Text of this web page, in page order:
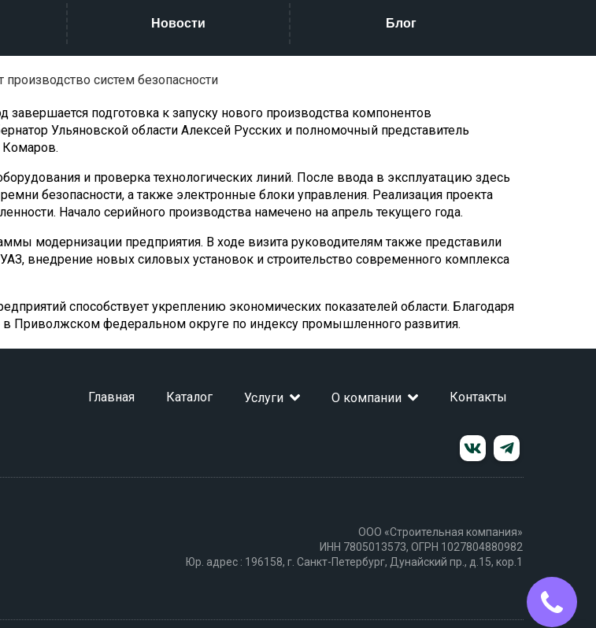
Новости Блог
производство систем безопасности
подготовка к запуску нового производства компонентов
Ульяновской области Алексей Русских и полномочный представитель
и проверка технологических линий. После ввода в эксплуатацию здесь
безопасности, а также электронные блоки управления. Реализация проекта
Начало серийного производства намечено на апрель текущего года.
модернизации предприятия. В ходе визита руководителям также представили
внедрение новых силовых установок и строительство современного комплекса
способствует укреплению экономических показателей области. Благодаря
в Приволжском федеральном округе по индексу промышленного развития.
Главная Каталог Услуги О компании Контакты
ООО «Строительная компания»
ИНН 7805013573, ОГРН 1027804880982
Юр. адрес : 196158, г. Санкт-Петербург, Дунайский пр., д.15, кор.1